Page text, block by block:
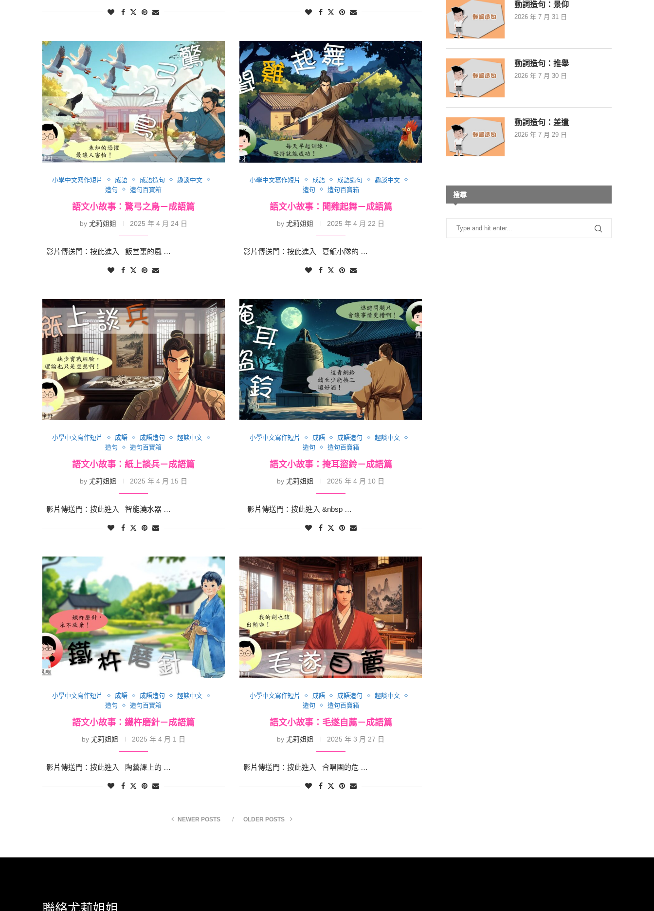
小學中文寫作短片 成語 成語造句
趣談中文
造句
造句百寶箱
語文小故事：驚弓之鳥－成語篇
by 尤莉姐姐 2025 年 4 月 24 日
影片傳送門：按此進入 飯堂裏的風 …
小學中文寫作短片 成語 成語造句
趣談中文
造句
造句百寶箱
語文小故事：聞雞起舞－成語篇
by尤莉姐姐 2025 年 4 月 22 日
影片傳送門：按此進入 夏龍小隊的 …
小學中文寫作短片 成語 成語造句
趣談中文
造句
造句百寶箱
語文小故事：紙上談兵－成語篇
by 尤莉姐姐 2025 年 4 月 15 日
影片傳送門：按此進入 智能澆水器 …
小學中文寫作短片 成語 成語造句
趣談中文
造句
造句百寶箱
語文小故事：掩耳盜鈴－成語篇
by尤莉姐姐 2025 年 4 月 10 日
影片傳送門：按此進入 &nbsp …
小學中文寫作短片 成語 成語造句
趣談中文
造句
造句百寶箱
語文小故事：鐵杵磨針－成語篇
by 尤莉姐姐 2025 年 4 月 1 日
影片傳送門：按此進入 陶藝課上的 …
小學中文寫作短片 成語 成語造句
趣談中文
造句
造句百寶箱
語文小故事：毛遂自薦－成語篇
by尤莉姐姐 2025 年 3 月 27 日
影片傳送門：按此進入 合唱團的危 …
NEWER POSTS OLDER POSTS
動詞造句：景仰
2026 年 7 月 31 日
動詞造句：推舉
2026 年 7 月 30 日
動詞造句：差遣
2026 年 7 月 29 日
搜尋